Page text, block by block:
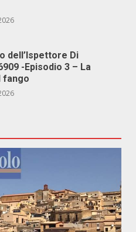
dell’Ispettore Di
-Episodio 3 – La
fango